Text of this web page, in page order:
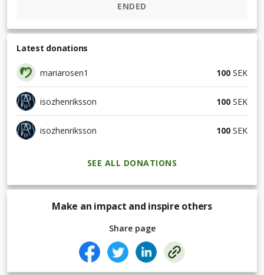
ENDED
Latest donations
mariarosen1 100 SEK
isozhenriksson 100 SEK
isozhenriksson 100 SEK
SEE ALL DONATIONS
Make an impact and inspire others
Share page